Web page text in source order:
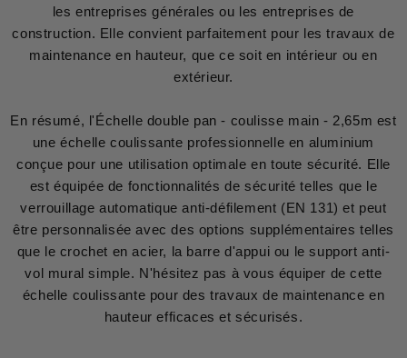
les entreprises générales ou les entreprises de
construction. Elle convient parfaitement pour les travaux de
maintenance en hauteur, que ce soit en intérieur ou en
extérieur.
En résumé, l'Échelle double pan - coulisse main - 2,65m est
une échelle coulissante professionnelle en aluminium
conçue pour une utilisation optimale en toute sécurité. Elle
est équipée de fonctionnalités de sécurité telles que le
verrouillage automatique anti-défilement (EN 131) et peut
être personnalisée avec des options supplémentaires telles
que le crochet en acier, la barre d'appui ou le support anti-
vol mural simple. N'hésitez pas à vous équiper de cette
échelle coulissante pour des travaux de maintenance en
hauteur efficaces et sécurisés.